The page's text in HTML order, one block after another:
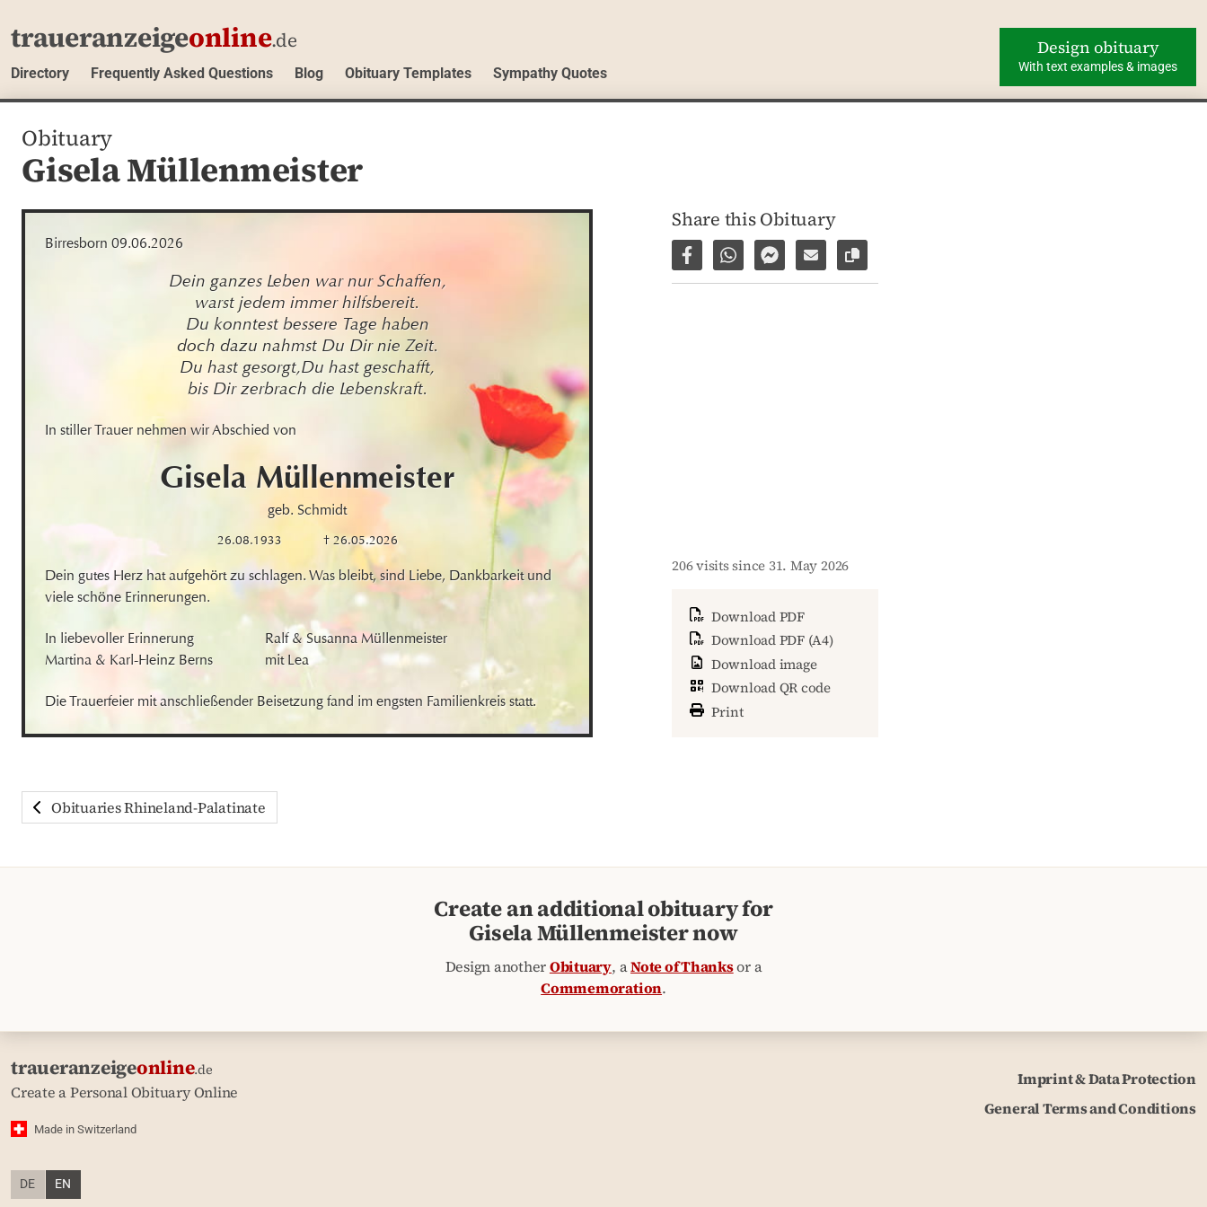
traueranzeigeonline.de
Directory Frequently Asked Questions Blog Obituary Templates Sympathy Quotes
Design obituary
With text examples & images
Obituary
Gisela Müllenmeister
Birresborn 09.06.2026
Dein ganzes Leben war nur Schaffen,
warst jedem immer hilfsbereit.
Du konntest bessere Tage haben
doch dazu nahmst Du Dir nie Zeit.
Du hast gesorgt,Du hast geschafft,
bis Dir zerbrach die Lebenskraft.
In stiller Trauer nehmen wir Abschied von
Gisela Müllenmeister
geb. Schmidt
26.08.1933 † 26.05.2026
Dein gutes Herz hat aufgehört zu schlagen. Was bleibt, sind Liebe, Dankbarkeit und
viele schöne Erinnerungen.
In liebevoller Erinnerung
Martina & Karl-Heinz Berns
Ralf & Susanna Müllenmeister
mit Lea
Die Trauerfeier mit anschließender Beisetzung fand im engsten Familienkreis statt.
Share this Obituary
Share on Facebook
Share via WhatsApp
Share via Facebook Messenger
Share via E-Mail
Copy link to page
206 visits since 31. May 2026
Download PDF
Download PDF (A4)
Download image
Download QR code
Print
Obituaries Rhineland-Palatinate
Create an additional obituary for
Gisela Müllenmeister now
Design anotherObituary, aNote of Thanksor a
Commemoration.
traueranzeigeonline.de
Create a Personal Obituary Online
Made in Switzerland
DE EN
Imprint & Data Protection
General Terms and Conditions